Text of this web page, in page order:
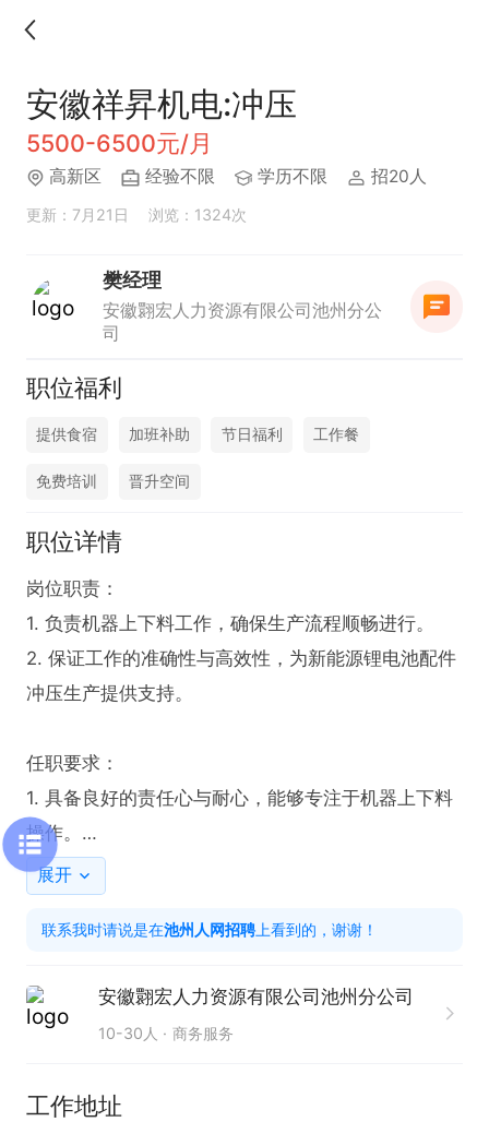
安徽祥昇机电:冲压
5500-6500元/月
高新区 经验不限 学历不限 招20人
更新：7月21日 浏览：1324次
樊经理
安徽翾宏人力资源有限公司池州分公
司
职位福利
提供食宿 加班补助 节日福利 工作餐
免费培训 晋升空间
职位详情
岗位职责：
1. 负责机器上下料工作，确保生产流程顺畅进行。
2. 保证工作的准确性与高效性，为新能源锂电池配件
冲压生产提供支持。
任职要求：
1. 具备良好的责任心与耐心，能够专注于机器上下料
操作。
2. 拥有较强的学习能力，可快速适应新车间的工作环
境与流程。
3. 能适应两班倒。
展开
联系我时请说是在池州人网招聘 上看到的，谢谢！
安徽翾宏人力资源有限公司池州分公司
10-30人 商务服务
工作地址